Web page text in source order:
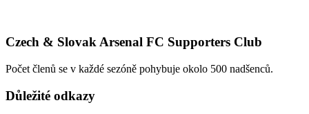
Czech & Slovak Arsenal FC Supporters Club
Počet členů se v každé sezóně pohybuje okolo 500 nadšenců.
Důležité odkazy